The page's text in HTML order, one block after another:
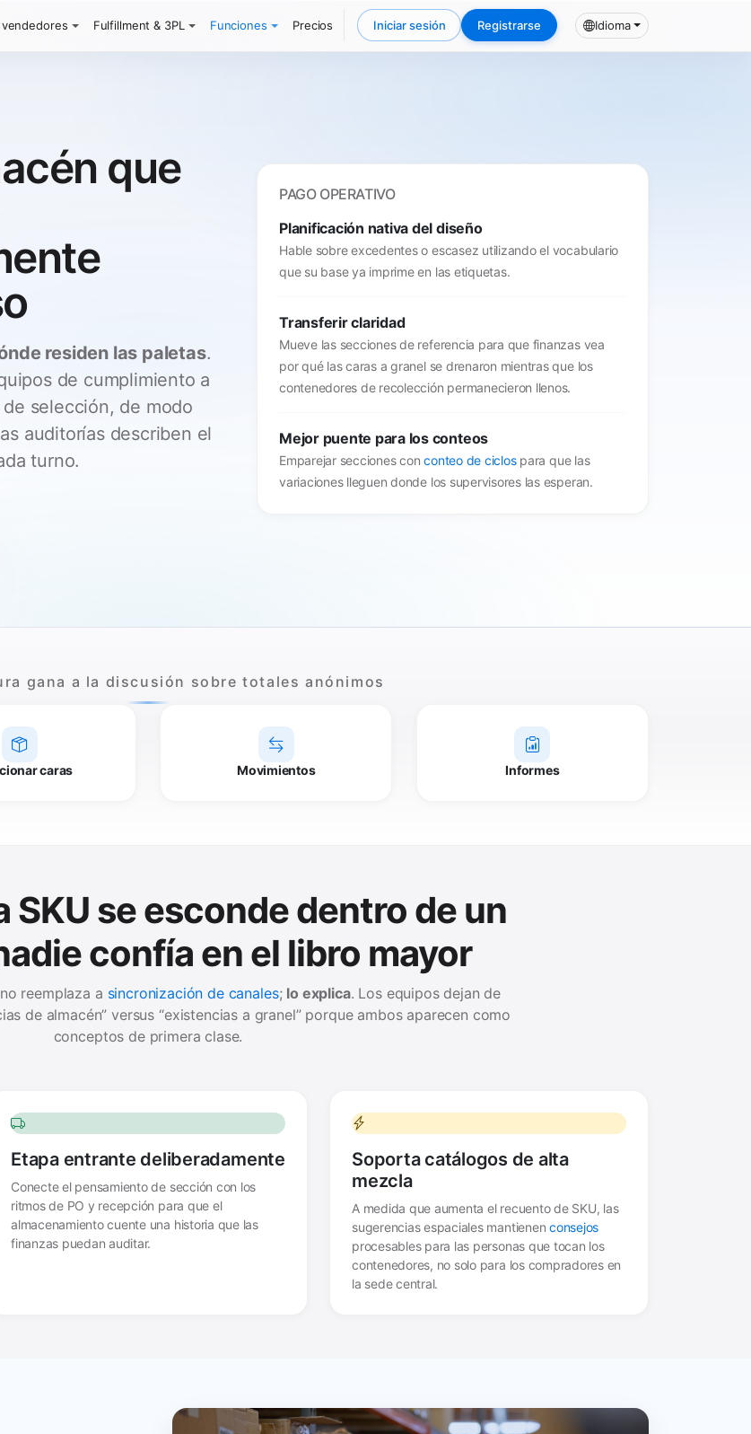
Fulfillment & 3PL Funciones Precios Iniciar sesión Registrarse Idioma
que
residen las paletas.
de cumplimiento a
selección, de modo
auditorías describen el
turno.
PAGO OPERATIVO
Planificación nativa del diseño
Hable sobre excedentes o escasez utilizando el vocabulario
que su base ya imprime en las etiquetas.
Transferir claridad
Mueve las secciones de referencia para que finanzas vea
por qué las caras a granel se drenaron mientras que los
contenedores de recolección permanecieron llenos.
Mejor puente para los conteos
Emparejar secciones conconteo de ciclospara que las
variaciones lleguen donde los supervisores las esperan.
gana a la discusión sobre totales anónimos
caras Movimientos Informes
SKU se esconde dentro de un
confía en el libro mayor
reemplaza a sincronización de canales; lo explica. Los equipos dejan de
de almacén” versus “existencias a granel” porque ambos aparecen como
conceptos de primera clase.
Etapa entrante deliberadamente
Conecte el pensamiento de sección con los
ritmos de PO y recepción para que el
almacenamiento cuente una historia que las
finanzas puedan auditar.
Soporta catálogos de alta
mezcla
A medida que aumenta el recuento de SKU, las
sugerencias espaciales mantienenconsejos
procesables para las personas que tocan los
contenedores, no solo para los compradores en
la sede central.